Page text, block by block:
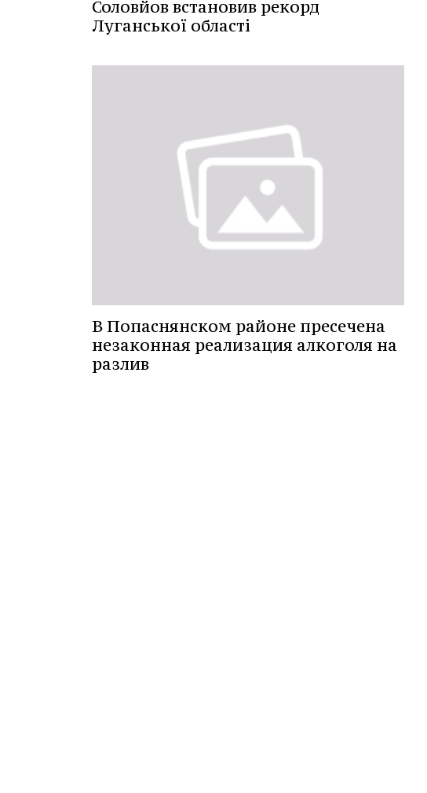
Соловйов встановив рекорд
Луганської області
В Попаснянском районе пресечена
незаконная реализация алкоголя на
разлив